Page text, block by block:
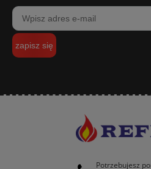
zapisz się
Potrzebujesz